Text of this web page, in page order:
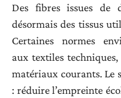
Des fibres issues de
désormais des tissus
Certaines normes
aux textiles
matériaux courants. Le
: réduire l’empreinte